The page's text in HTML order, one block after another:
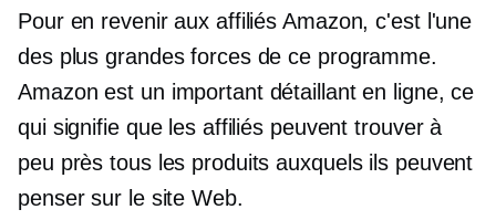
Pour en revenir aux affiliés Amazon, c'est l'une
des plus grandes forces de ce programme.
Amazon est un important détaillant en ligne, ce
qui signifie que les affiliés peuvent trouver à
peu près tous les produits auxquels ils peuvent
penser sur le site Web.